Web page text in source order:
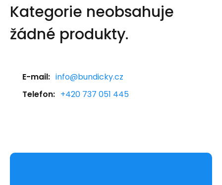
Kategorie neobsahuje
žádné produkty.
E-mail: info@bundicky.cz
Telefon: +420 737 051 445